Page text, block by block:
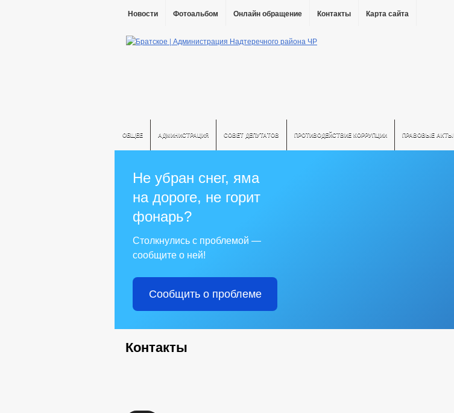
Новости Фотоальбом Онлайн обращение Контакты Карта сайта
ОБЩЕЕ АДМИНИСТРАЦИЯ СОВЕТ ДЕПУТАТОВ ПРОТИВОДЕЙСТВИЕ КОРРУПЦИИ ПРАВОВЫЕ АКТЫ
Не убран снег, яма
на дороге, не горит
фонарь?
Столкнулись с проблемой —
сообщите о ней!
Сообщить о проблеме
Контакты